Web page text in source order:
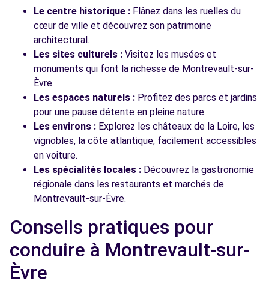
Le centre historique : Flânez dans les ruelles du
cœur de ville et découvrez son patrimoine
architectural.
Les sites culturels : Visitez les musées et
monuments qui font la richesse de Montrevault-sur-
Èvre.
Les espaces naturels : Profitez des parcs et jardins
pour une pause détente en pleine nature.
Les environs : Explorez les châteaux de la Loire, les
vignobles, la côte atlantique, facilement accessibles
en voiture.
Les spécialités locales : Découvrez la gastronomie
régionale dans les restaurants et marchés de
Montrevault-sur-Èvre.
Conseils pratiques pour
conduire à Montrevault-sur-
Èvre